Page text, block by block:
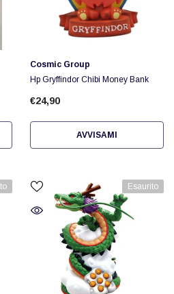
Fornitore:
Cosmic Group
Hp Gryffindor Chibi Money Bank
€24,90
AVVISAMI
Esaurito